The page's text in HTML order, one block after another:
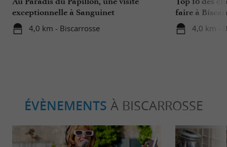
exceptionnelle à Sanguinet
4,0 km - Biscarrosse
faire à
4,0 km -
ÉVÈNEMENTS À BISCARROSSE